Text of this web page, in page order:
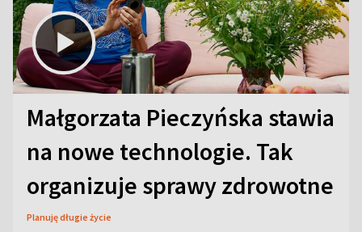
Małgorzata Pieczyńska stawia
na nowe technologie. Tak
organizuje sprawy zdrowotne
Planuję długie życie